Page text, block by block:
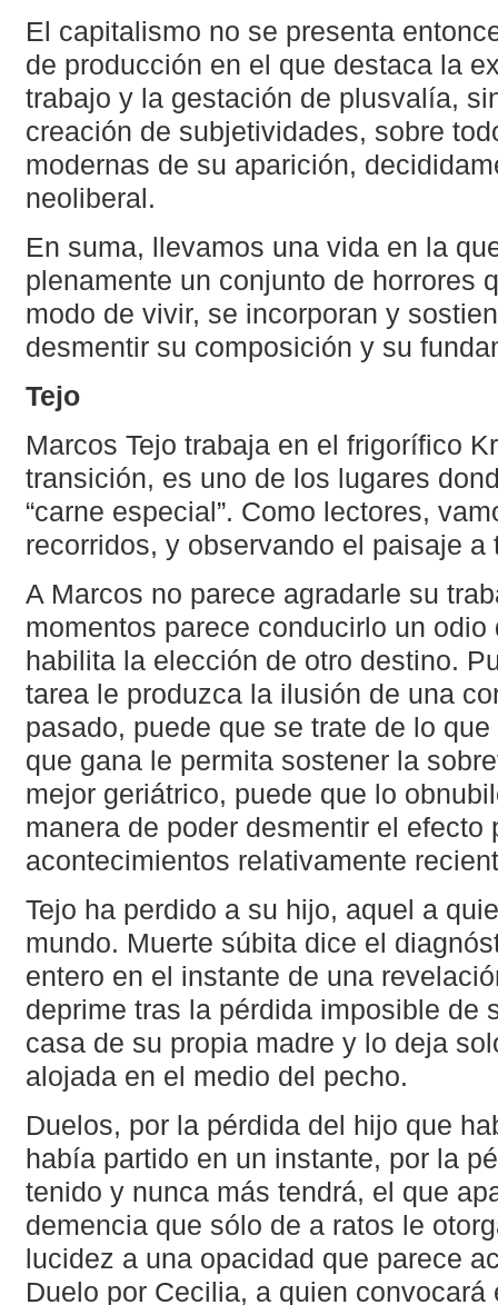
El capitalismo no se presenta
de producción en el que destaca la
trabajo y la gestación de plusvalía,
creación de subjetividades, sobre
modernas de su aparición,
neoliberal.
En suma, llevamos una vida en la
plenamente un conjunto de horrores
modo de vivir, se incorporan y
desmentir su composición y su
Tejo
Marcos Tejo trabaja en el frigorífico
transición, es uno de los lugares
“carne especial”. Como lectores,
recorridos, y observando el paisaje a
A Marcos no parece agradarle su
momentos parece conducirlo un
habilita la elección de otro destino.
tarea le produzca la ilusión de una
pasado, puede que se trate de lo
que gana le permita sostener la
mejor geriátrico, puede que lo
manera de poder desmentir el efecto
acontecimientos relativamente
Tejo ha perdido a su hijo, aquel a
mundo. Muerte súbita dice el
entero en el instante de una
deprime tras la pérdida imposible de
casa de su propia madre y lo deja
alojada en el medio del pecho.
Duelos, por la pérdida del hijo que
había partido en un instante, por la
tenido y nunca más tendrá, el que
demencia que sólo de a ratos le
lucidez a una opacidad que parece
Duelo por Cecilia, a quien